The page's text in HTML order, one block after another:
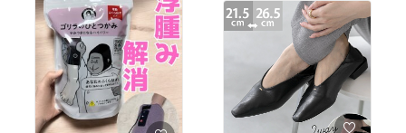
#オリジナル写真
#買ってよかった
#韓国インテリア
#ソファーカバー
#オススメ商品
#楽天room
#オリジナル写真
#買ってよかった
#オフィスカジュアル
#春ニット
#デニムコーデ
#おすすめ商品
#楽天room